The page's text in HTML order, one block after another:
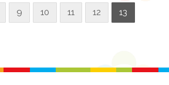
9 10 11 12 13